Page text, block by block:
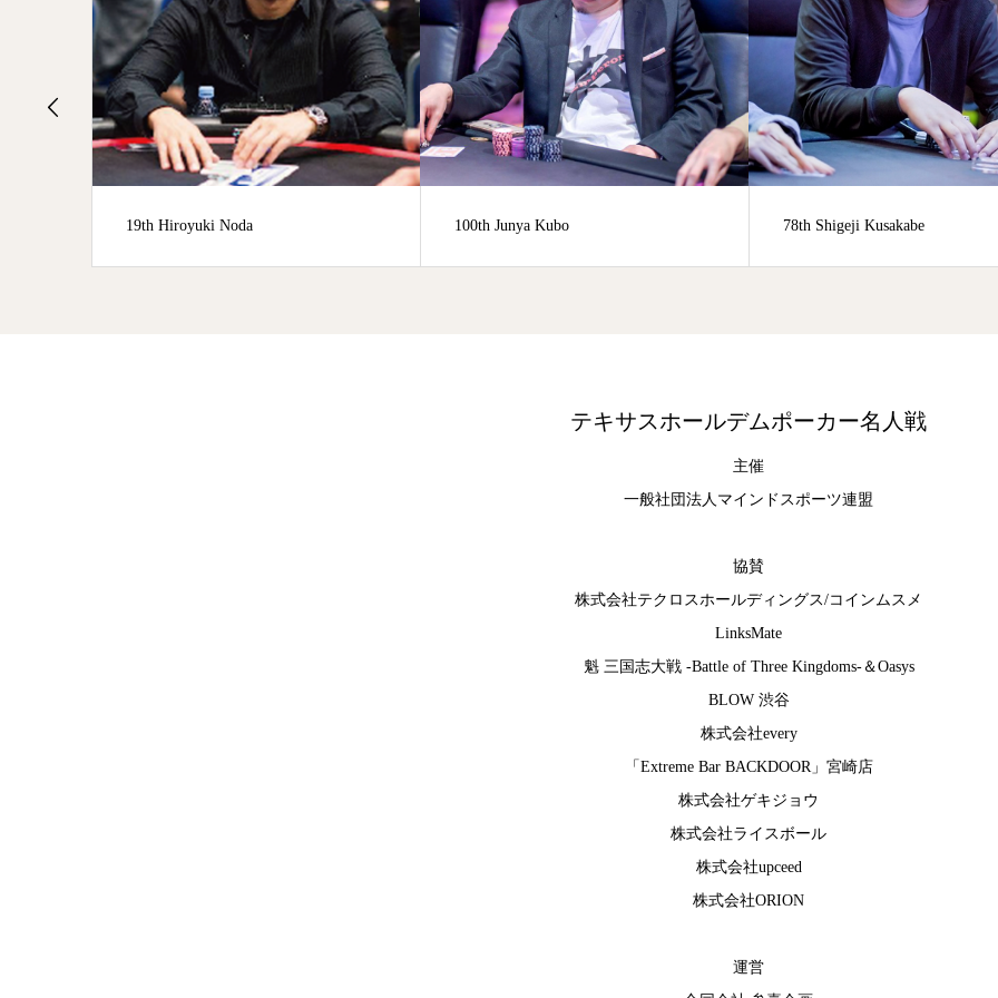
100th Junya Kubo 78th Shigeji Kusakabe Hiroshi Kohara
テキサスホールデムポーカー名人戦
主催
一般社団法人マインドスポーツ連盟
協賛
株式会社テクロスホールディングス/コインムスメ
LinksMate
魁 三国志大戦 -Battle of Three Kingdoms-＆ Oasys
BLOW 渋谷
株式会社every
「Extreme Bar BACKDOOR」宮崎店
株式会社ゲキジョウ
株式会社ライスボール
株式会社upceed
株式会社ORION
運営